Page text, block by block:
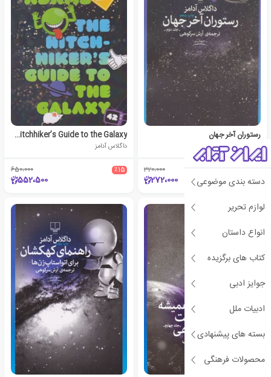
دسته بندی موضوعی
لوازم تحریر
انواع داستان
کتاب های برگزیده
جوایز ادبی
ادبیات ملل
بسته های پیشنهادی
محصولات فرهنگی
رستوران آخر جهان
داگلاس آدامز
٪15 320،000
272،000
The Hitchhiker’s Guide to the Galaxy
داگلاس آدامز
٪15 650،000
552،500